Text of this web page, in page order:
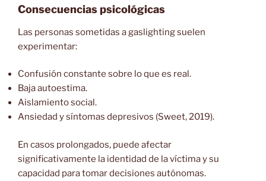
Consecuencias psicológicas
Las personas sometidas a gaslighting suelen
experimentar:
Confusión constante sobre lo que es real.
Baja autoestima.
Aislamiento social.
Ansiedad y síntomas depresivos (Sweet, 2019).
En casos prolongados, puede afectar
significativamente la identidad de la víctima y su
capacidad para tomar decisiones autónomas.